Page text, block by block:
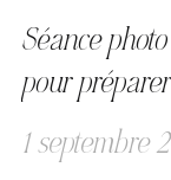
Séance
pour
1 septembre